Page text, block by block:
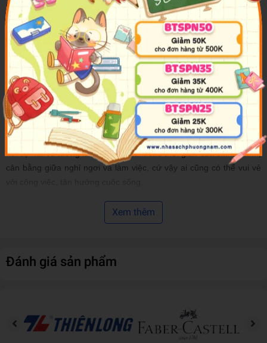
Cuốn sách này được chia làm bốn chủ đề.
Tôi - Một con người khó hiểu
Tôi đến từ đâu – Tôi phải đi về đâu
Tình yêu và Bất hạnh đều là sự trưởng thành
Cố lên nào các bạn trẻ
Trưởng thành không phải là khởi đầu của những âu lo và đau khổ,
chống cự và trì hoãn mới là điều cần lên án, ta cố gắng chiến thắng
nỗi sợ hãi về tương lai, học cách làm chủ thời gian của chính mình,
cân bằng giữa nghỉ ngơi và làm việc, cứ vậy ai cũng có thể vui vẻ
Xem thêm
Đánh giá sản phẩm